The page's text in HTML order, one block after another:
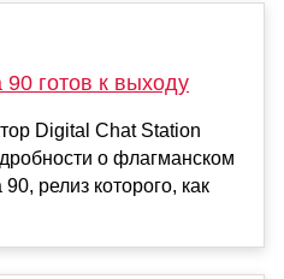
готов к выходу
Digital Chat Station
о флагманском
релиз которого, как